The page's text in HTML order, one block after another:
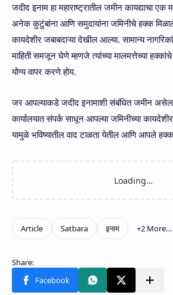
जदीद इनाम हा महाराष्ट्रातील जमीन कायद्याचा एक
अनेक कुटुंबांना आणि समुदायांना जमिनीचे हक्क
कायदेशीर जबाबदाऱ्या देखील आल्या. सामान्य
माहिती समजून घेणे म्हणजे त्यांच्या मालमत्तेच्या
योग्य वापर करणे होय.
जर आपल्याकडे जदीद इनामाशी संबंधित जमीन
कार्यालयात संपर्क साधून आपल्या जमिनीच्या
यामुळे भविष्यातील वाद टाळता येतील आणि आपले हक्क